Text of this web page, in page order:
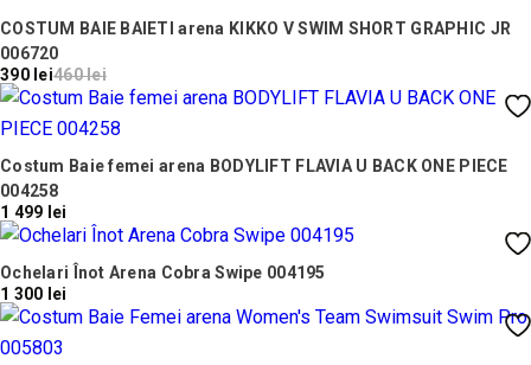
COSTUM BAIE BAIETI arena KIKKO V SWIM SHORT GRAPHIC JR
006720
390 lei460 lei
Costum Baie femei arena BODYLIFT FLAVIA U BACK ONE PIECE
004258
1 499 lei
Ochelari Înot Arena Cobra Swipe 004195
1 300 lei